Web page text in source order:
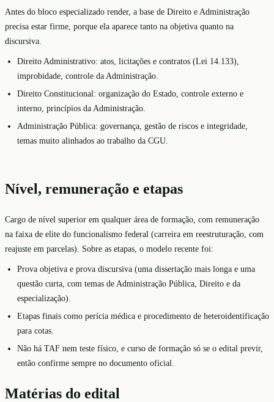
Antes do bloco especializado render, a base de Direito e Administração
precisa estar firme, porque ela aparece tanto na objetiva quanto na
discursiva.
Direito Administrativo: atos, licitações e contratos (Lei 14.133),
improbidade, controle da Administração.
Direito Constitucional: organização do Estado, controle externo e
interno, princípios da Administração.
Administração Pública: governança, gestão de riscos e integridade,
temas muito alinhados ao trabalho da CGU.
Nível, remuneração e etapas
Cargo de nível superior em qualquer área de formação, com remuneração
na faixa de elite do funcionalismo federal (carreira em reestruturação, com
reajuste em parcelas). Sobre as etapas, o modelo recente foi:
Prova objetiva e prova discursiva (uma dissertação mais longa e uma
questão curta, com temas de Administração Pública, Direito e da
especialização).
Etapas finais como perícia médica e procedimento de heteroidentificação
para cotas.
Não há TAF nem teste físico, e curso de formação só se o edital previr,
então confirme sempre no documento oficial.
Matérias do edital